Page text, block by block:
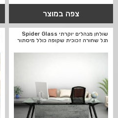
צפה במוצר
שולחן מנהלים יוקרתי Spider Glass
רגל שחורה זכוכית שקופה כולל מיסתור